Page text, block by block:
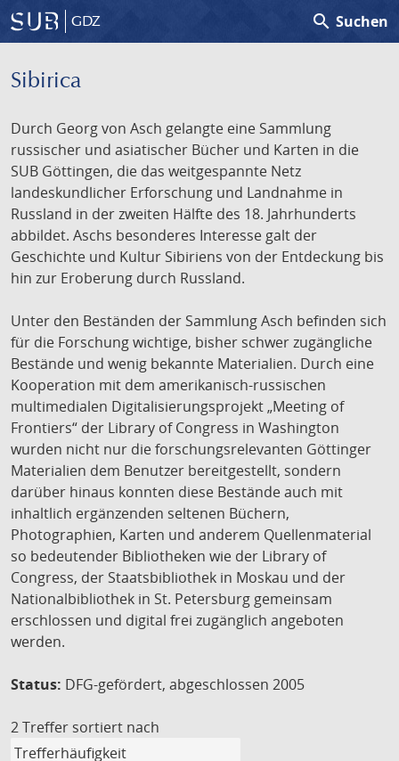
GDZ search Suchen
Sibirica
Durch Georg von Asch gelangte eine Sammlung
russischer und asiatischer Bücher und Karten in die
SUB Göttingen, die das weitgespannte Netz
landeskundlicher Erforschung und Landnahme in
Russland in der zweiten Hälfte des 18. Jahrhunderts
abbildet. Aschs besonderes Interesse galt der
Geschichte und Kultur Sibiriens von der Entdeckung bis
hin zur Eroberung durch Russland.
Unter den Beständen der Sammlung Asch befinden sich
für die Forschung wichtige, bisher schwer zugängliche
Bestände und wenig bekannte Materialien. Durch eine
Kooperation mit dem amerikanisch-russischen
multimedialen Digitalisierungsprojekt „Meeting of
Frontiers“ der Library of Congress in Washington
wurden nicht nur die forschungsrelevanten Göttinger
Materialien dem Benutzer bereitgestellt, sondern
darüber hinaus konnten diese Bestände auch mit
inhaltlich ergänzenden seltenen Büchern,
Photographien, Karten und anderem Quellenmaterial
so bedeutender Bibliotheken wie der Library of
Congress, der Staatsbibliothek in Moskau und der
Nationalbibliothek in St. Petersburg gemeinsam
erschlossen und digital frei zugänglich angeboten
werden.
Status: DFG-gefördert, abgeschlossen 2005
2 Treffer sortiert nach